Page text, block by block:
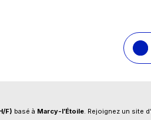
F) basé à Marcy-l’Étoile. Rejoignez un site